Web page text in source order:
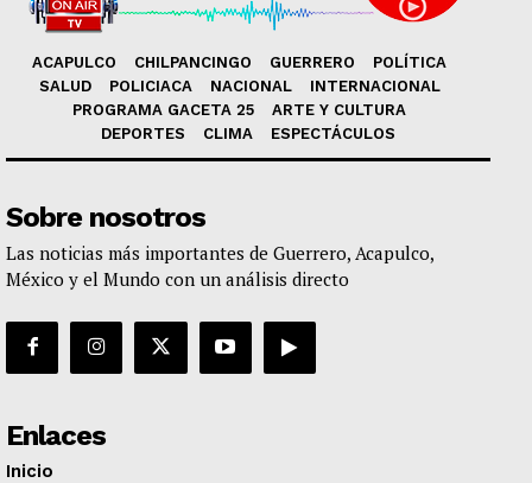
ACAPULCO CHILPANCINGO GUERRERO
POLÍTICA
SALUD
POLICIACA NACIONAL
INTERNACIONAL
PROGRAMA GACETA 25
ARTE Y CULTURA
DEPORTES
CLIMA ESPECTÁCULOS
Sobre nosotros
Las noticias más importantes de Guerrero, Acapulco,
México y el Mundo con un análisis directo
Enlaces
Inicio